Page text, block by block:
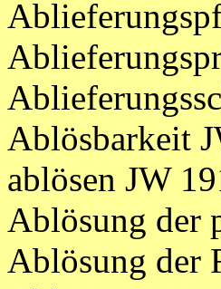
Ablösbarkeit
ablösen JW
Ablösung der
Ablösung der